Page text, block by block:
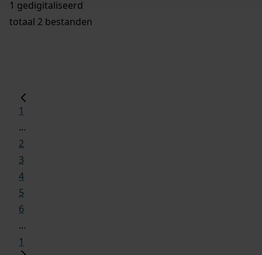
1 gedigitaliseerd
totaal 2 bestanden
1
...
2
3
4
5
6
...
1